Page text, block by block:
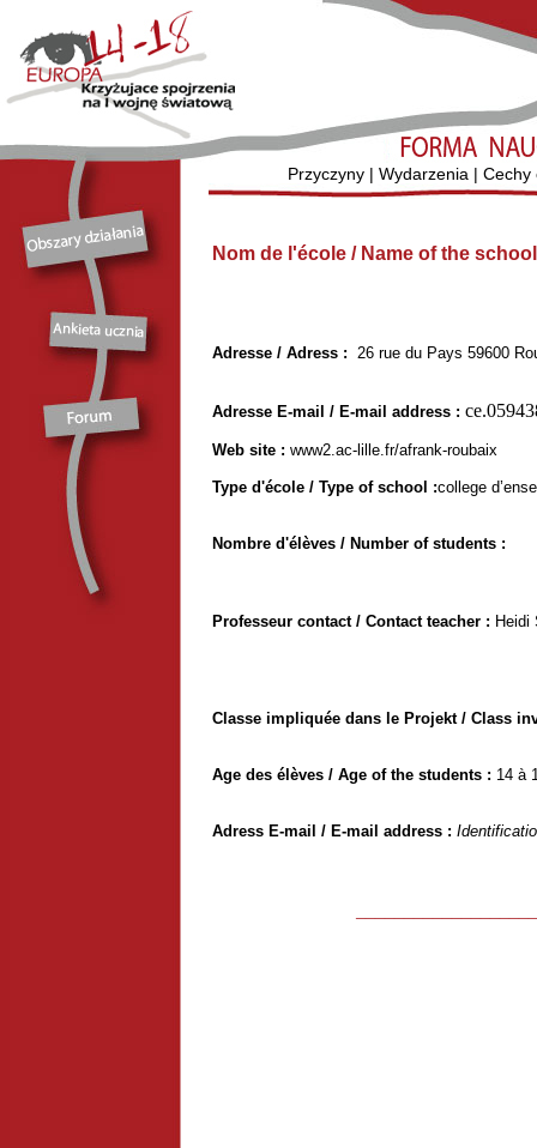
Przyczyny| Wydarzenia | Cechy
Nom de l'école / Name of the
Adresse / Adress : 26 rue du Pays 59600
Adresse E-mail / E-mail address :
Web site : www2.ac-lille.fr/afrank-roubaix
Type d'école / Type of school :college
Nombre d'élèves / Number of students :
Professeur contact / Contact teacher : Heidi
Classe impliquée dans le Projekt / Class
Age des élèves / Age of the students : 14 à
Adress E-mail / E-mail address :